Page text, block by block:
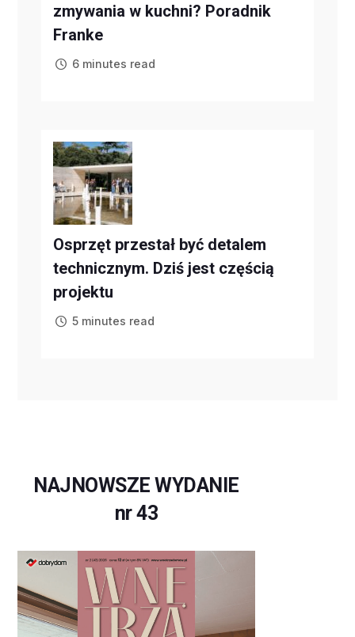
zmywania w kuchni? Poradnik
Franke
6 minutes read
Osprzęt przestał być detalem
technicznym. Dziś jest częścią
projektu
5 minutes read
NAJNOWSZE WYDANIE
nr 43